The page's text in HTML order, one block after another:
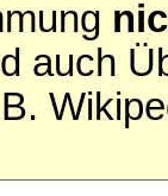
auch